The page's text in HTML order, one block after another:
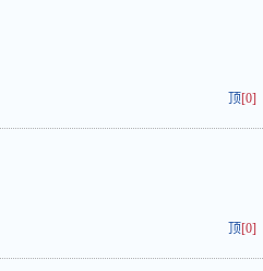
顶[0]
顶[0]